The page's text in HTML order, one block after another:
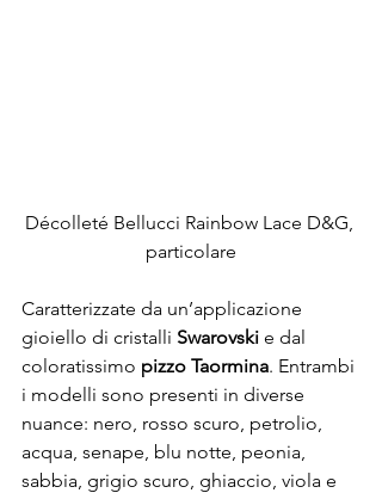
Décolleté Bellucci Rainbow Lace D&G,
particolare
Caratterizzate da un’applicazione
gioiello di cristalli Swarovski e dal
coloratissimo pizzo Taormina. Entrambi
i modelli sono presenti in diverse
nuance: nero, rosso scuro, petrolio,
acqua, senape, blu notte, peonia,
sabbia, grigio scuro, ghiaccio, viola e